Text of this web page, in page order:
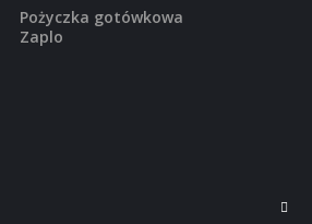
0% prowizji za udzielenie
Pożyczka gotówkowa
Zaplo